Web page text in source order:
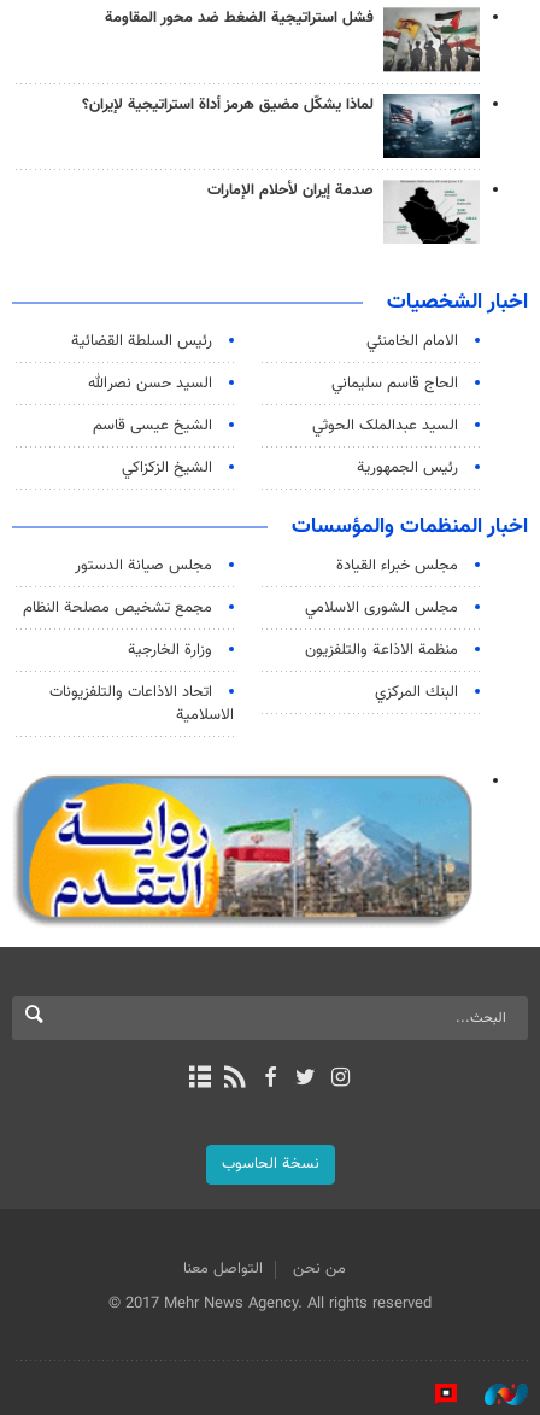
فشل استراتيجية الضغط ضد محور المقاومة
لماذا يشكّل مضيق هرمز أداة استراتيجية لإيران؟
صدمة إيران لأحلام الإمارات
اخبار الشخصيات
الامام الخامنئي
رئیس السلطة القضائیة
الحاج قاسم سليماني
السيد حسن نصرالله
السید عبدالملک الحوثي
الشيخ عيسى قاسم
رئيس الجمهورية
الشيخ الزكزاكي
اخبار المنظمات والمؤسسات
مجلس خبراء القيادة
مجلس صيانة الدستور
مجلس الشورى الاسلامي
مجمع تشخيص مصلحة النظام
منظمة الاذاعة والتلفزیون
وزارة الخارجية
البنك المركزي
اتحاد الاذاعات والتلفزيونات
الاسلامية
نسخة الحاسوب
من نحن
التواصل معنا
© 2017 Mehr News Agency. All rights reserved